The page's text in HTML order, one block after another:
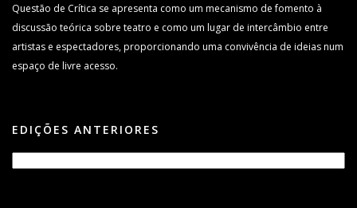
Questão de Crítica se apresenta como um mecanismo de fomento à
discussão teórica sobre teatro e como um lugar de intercâmbio entre
artistas e espectadores, proporcionando uma convivência de ideias num
espaço de livre acesso.
EDIÇÕES ANTERIORES